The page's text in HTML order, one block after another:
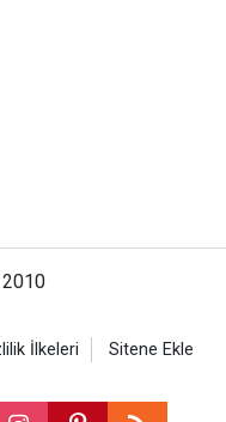
İlkeleri Sitene Ekle